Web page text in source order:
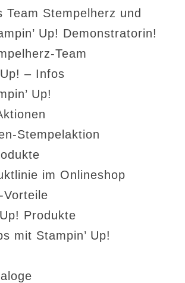
Team Stempelherz und
Up! Demonstratorin!
Team
– Infos
Up!
Stempelaktion
im Onlineshop
Vorteile
Produkte
mit Stampin’ Up!